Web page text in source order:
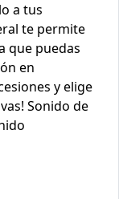
a tus
te permite
que puedas
en
y elige
Sonido de